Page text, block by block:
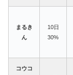
まるき
ん
10日
30%
コウコ